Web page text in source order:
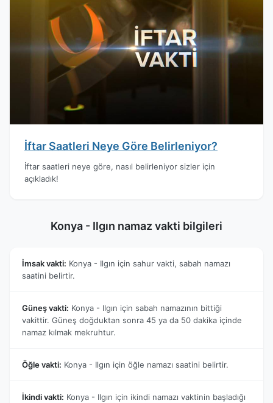
İftar Saatleri Neye Göre Belirleniyor?
İftar saatleri neye göre, nasıl belirleniyor sizler için
açıkladık!
Konya - Ilgın namaz vakti bilgileri
İmsak vakti: Konya - Ilgın için sahur vakti, sabah namazı
saatini belirtir.
Güneş vakti: Konya - Ilgın için sabah namazının bittiği
vakittir. Güneş doğduktan sonra 45 ya da 50 dakika içinde
namaz kılmak mekruhtur.
Öğle vakti: Konya - Ilgın için öğle namazı saatini belirtir.
İkindi vakti: Konya - Ilgın için ikindi namazı vaktinin başladığı